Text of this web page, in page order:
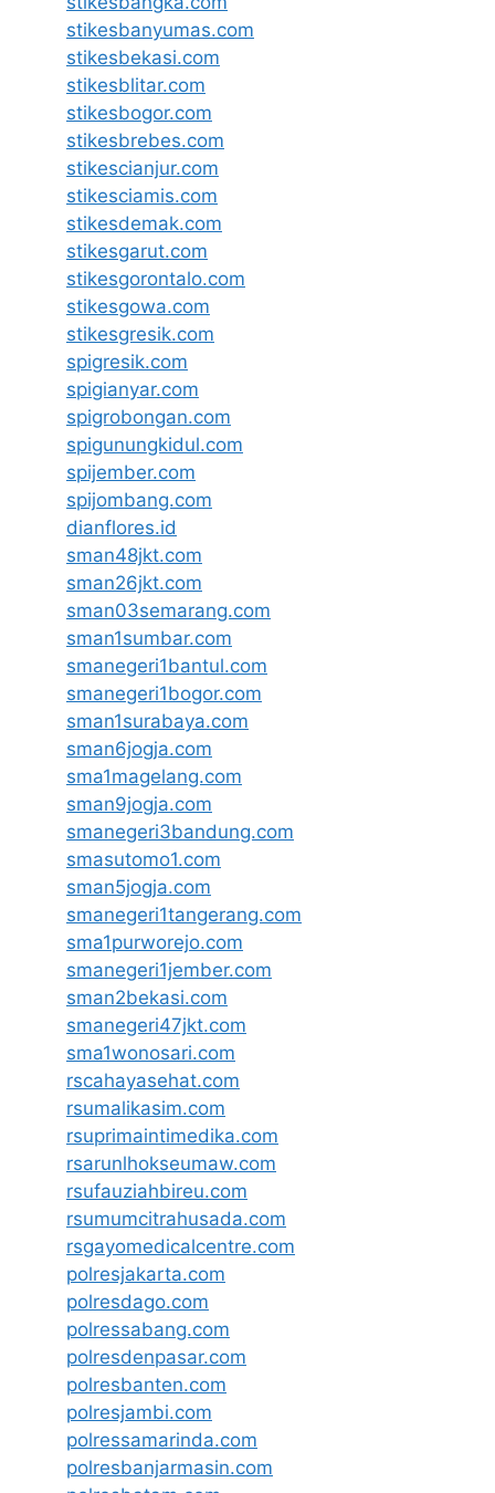
stikesbanyumas.com
stikesbekasi.com
stikesblitar.com
stikesbogor.com
stikesbrebes.com
stikescianjur.com
stikesciamis.com
stikesdemak.com
stikesgarut.com
stikesgorontalo.com
stikesgowa.com
stikesgresik.com
spigresik.com
spigianyar.com
spigrobongan.com
spigunungkidul.com
spijember.com
spijombang.com
dianflores.id
sman48jkt.com
sman26jkt.com
sman03semarang.com
sman1sumbar.com
smanegeri1bantul.com
smanegeri1bogor.com
sman1surabaya.com
sman6jogja.com
sma1magelang.com
sman9jogja.com
smanegeri3bandung.com
smasutomo1.com
sman5jogja.com
smanegeri1tangerang.com
sma1purworejo.com
smanegeri1jember.com
sman2bekasi.com
smanegeri47jkt.com
sma1wonosari.com
rscahayasehat.com
rsumalikasim.com
rsuprimaintimedika.com
rsarunlhokseumaw.com
rsufauziahbireu.com
rsumumcitrahusada.com
rsgayomedicalcentre.com
polresjakarta.com
polresdago.com
polressabang.com
polresdenpasar.com
polresbanten.com
polresjambi.com
polressamarinda.com
polresbanjarmasin.com